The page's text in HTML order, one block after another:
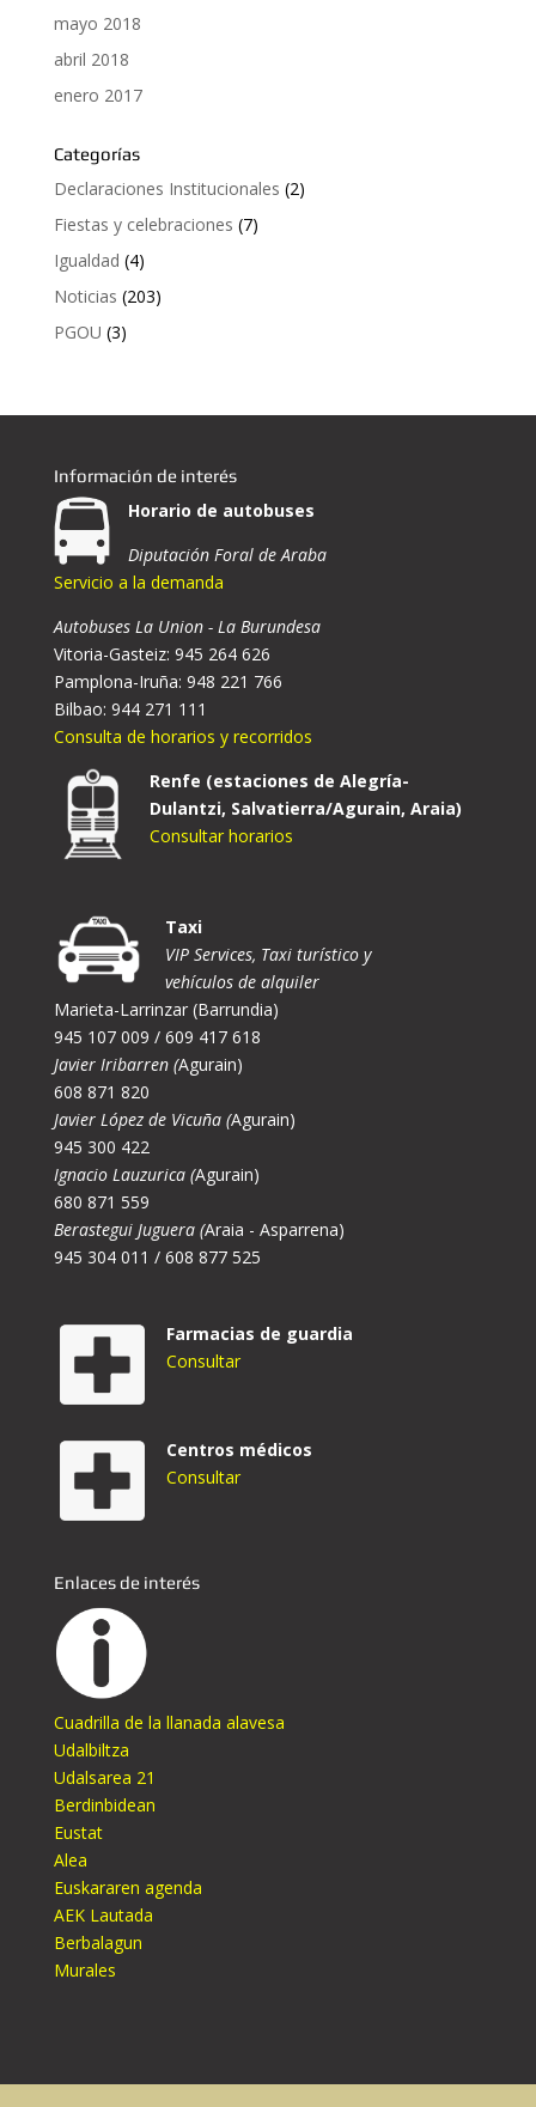
mayo 2018
abril 2018
enero 2017
Categorías
Declaraciones Institucionales (2)
Fiestas y celebraciones (7)
Igualdad (4)
Noticias (203)
PGOU (3)
Información de interés
Horario de autobuses
Diputación Foral de Araba
Servicio a la demanda
Autobuses La Union - La Burundesa
Vitoria-Gasteiz: 945 264 626
Pamplona-Iruña: 948 221 766
Bilbao: 944 271 111
Consulta de horarios y recorridos
Renfe (estaciones de Alegría-
Dulantzi, Salvatierra/Agurain, Araia)
Consultar horarios
Taxi
VIP Services, Taxi turístico y
vehículos de alquiler
Marieta-Larrinzar (Barrundia)
945 107 009 / 609 417 618
Javier Iribarren (Agurain)
608 871 820
Javier López de Vicuña (Agurain)
945 300 422
Ignacio Lauzurica (Agurain)
680 871 559
Berastegui Juguera (Araia - Asparrena)
945 304 011 / 608 877 525
Farmacias de guardia
Consultar
Centros médicos
Consultar
Enlaces de interés
Cuadrilla de la llanada alavesa
Udalbiltza
Udalsarea 21
Berdinbidean
Eustat
Alea
Euskararen agenda
AEK Lautada
Berbalagun
Murales